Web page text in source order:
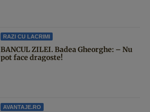
RAZI CU LACRIMI
BANCUL ZILEI. Badea Gheorghe: – Nu
pot face dragoste!
AVANTAJE.RO